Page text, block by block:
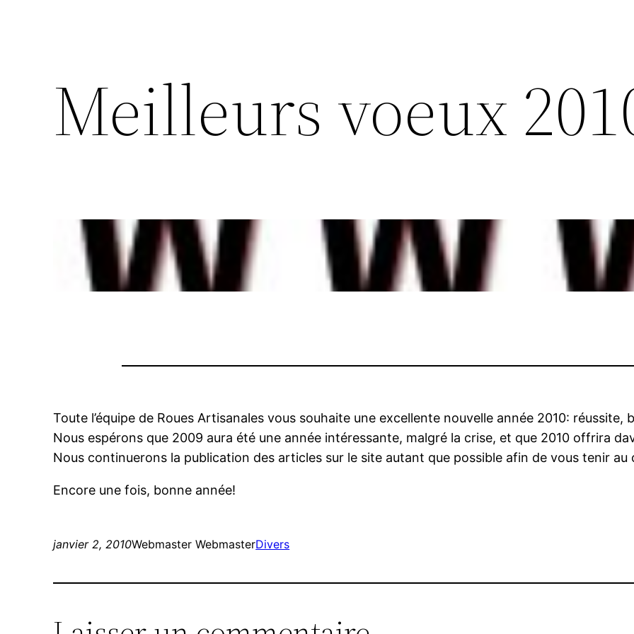
Meilleurs voeux
Toute l’équipe de Roues Artisanales vous souhaite une excellente nouvelle année 2010: réussite,
Nous espérons que 2009 aura été une année intéressante, malgré la crise, et que 2010 offrira
Nous continuerons la publication des articles sur le site autant que possible afin de vous tenir
Encore une fois, bonne année!
janvier 2, 2010Webmaster WebmasterDivers